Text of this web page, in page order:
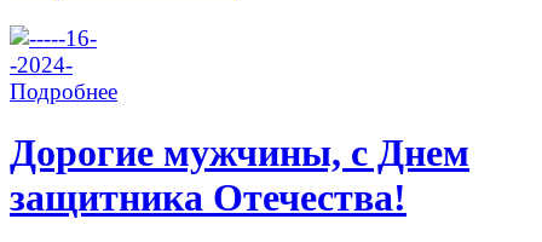
Подробнее
Дорогие мужчины, с Днем
защитника Отечества!